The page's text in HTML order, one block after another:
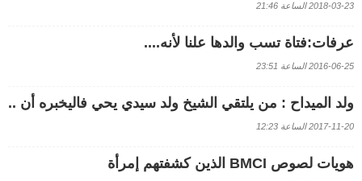
2018-03-23 الساعة 21:46
عرفات:فتاة تسب والدها علنا لأنه....
2016-06-25 الساعة 23:51
ولد الميداح : من يلتقي الشيخ ولد سيدي يحي فاليخبره أن ..
2017-11-20 الساعة 12:23
هويات لصوص BMCI الذين كشفتهم إمرأة